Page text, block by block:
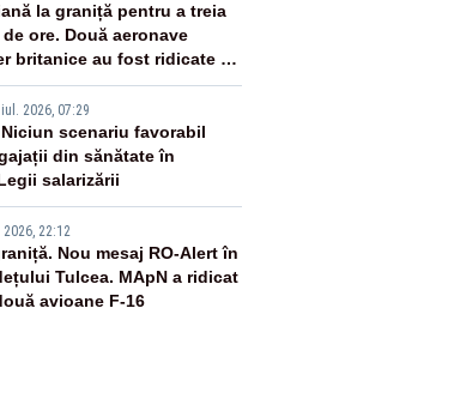
la graniță pentru a treia
ore. Două aeronave
britanice au fost ridicate de
2026, 07:29
Niciun scenariu favorabil
din sănătate în
salarizării
22:12
Nou mesaj RO-Alert în
Tulcea. MApN a ridicat
avioane F-16